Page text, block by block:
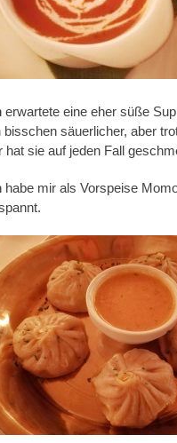
erwartete eine eher süße
bisschen säuerlicher, aber
hat sie auf jeden Fall
habe mir als Vorspeise